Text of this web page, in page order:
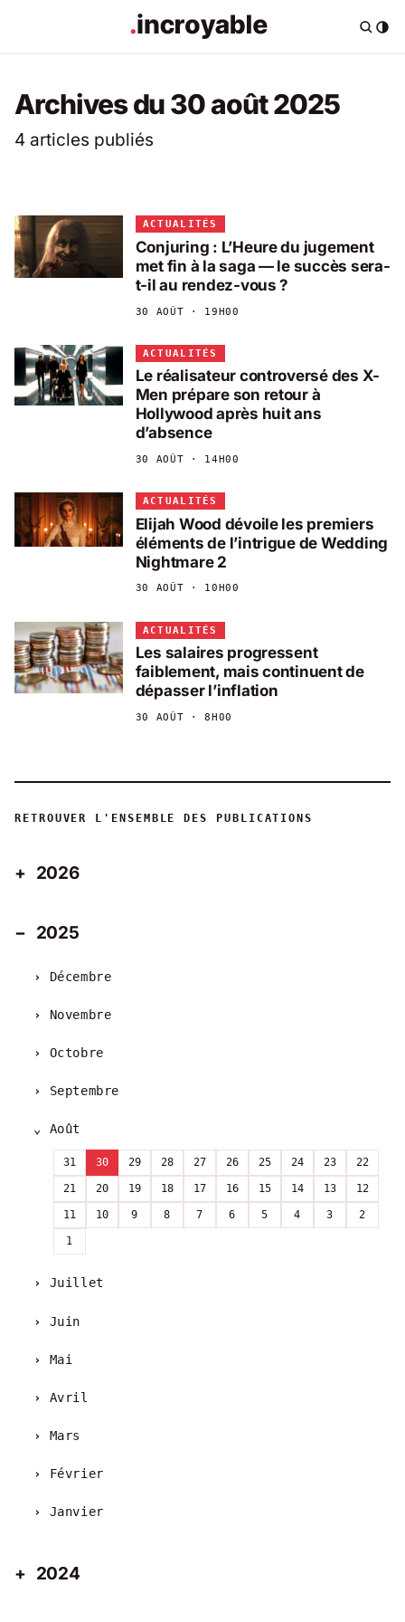
Archives du 30 août 2025
4 articles publiés
ACTUALITÉS
Conjuring : L’Heure du jugement
met fin à la saga — le succès sera-
t-il au rendez-vous ?
30 AOÛT · 19H00
ACTUALITÉS
Le réalisateur controversé des X-
Men prépare son retour à
Hollywood après huit ans
d’absence
30 AOÛT · 14H00
ACTUALITÉS
Elijah Wood dévoile les premiers
éléments de l’intrigue de Wedding
Nightmare 2
30 AOÛT · 10H00
ACTUALITÉS
Les salaires progressent
faiblement, mais continuent de
dépasser l’inflation
30 AOÛT · 8H00
RETROUVER L'ENSEMBLE DES PUBLICATIONS
2026
2025
Décembre
Novembre
Octobre
Septembre
Août
31 30 29 28 27 26 25 24 23 22
21 20 19 18 17 16 15 14 13 12
11 10 9 8 7 6 5 4 3 2
1
Juillet
Juin
Mai
Avril
Mars
Février
Janvier
2024